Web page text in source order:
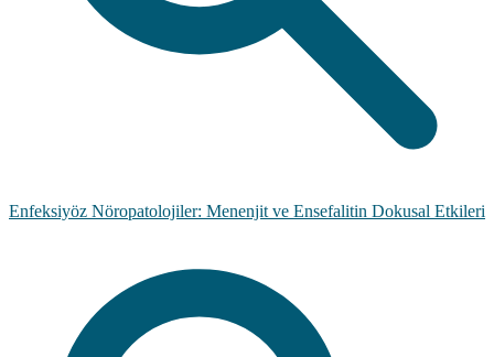
Enfeksiyöz Nöropatolojiler: Menenjit ve Ensefalitin Dokusal Etkileri